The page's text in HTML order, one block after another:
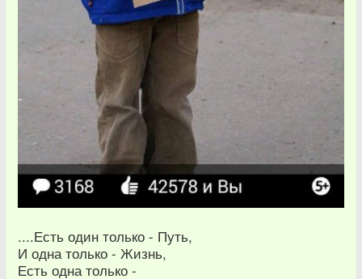
....Есть один только - Путь,
И одна только - Жизнь,
Есть одна только -